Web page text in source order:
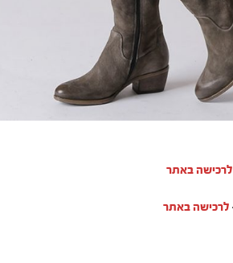
לרכישה באתר
לרכישה באתר